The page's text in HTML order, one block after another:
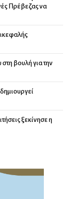
Πρέβεζας να
βουλή για την
ξεκίνησε η